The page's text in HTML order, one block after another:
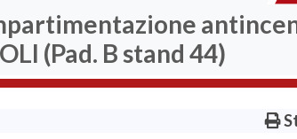
(Pad. B stand 44)